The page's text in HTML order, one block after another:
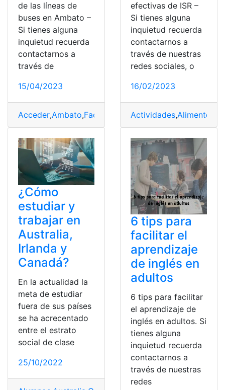
de las líneas de
buses en Ambato –
Si tienes alguna
inquietud recuerda
contactarnos a
través de
15/04/2023
Acceder,Ambato,Facilitar Municipio,rutas
efectivas de ISR –
Si tienes alguna
inquietud recuerda
contactarnos a
través de nuestras
redes sociales, o
16/02/2023
Actividades,Alimentos
¿Cómo
estudiar y
trabajar en
Australia,
Irlanda y
Canadá?
En la actualidad la
meta de estudiar
fuera de sus países
se ha acrecentado
entre el estrato
social de clase
25/10/2022
6 tips para
facilitar el
aprendizaje
de inglés en
adultos
6 tips para facilitar
el aprendizaje de
inglés en adultos. Si
tienes alguna
inquietud recuerda
contactarnos a
través de nuestras
redes